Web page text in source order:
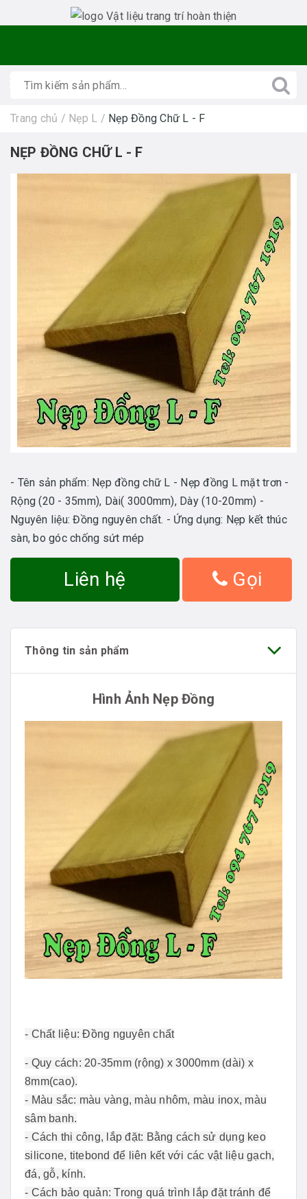
Trang chủ / Nẹp L / Nẹp Đồng Chữ L - F
NẸP ĐỒNG CHỮ L - F
- Tên sản phẩm: Nẹp đồng chữ L - Nẹp đồng L mặt trơn -
Rộng (20 - 35mm), Dài( 3000mm), Dày (10-20mm) -
Nguyên liệu: Đồng nguyên chất. - Ứng dụng: Nẹp kết thúc
sàn, bo góc chống sứt mép
Liên hệ Gọi
Thông tin sản phẩm
Hình Ảnh Nẹp Đồng
- Chất liệu: Đồng nguyên chất
- Quy cách: 20-35mm (rộng) x 3000mm (dài) x
8mm(cao).
- Màu sắc: màu vàng, màu nhôm, màu inox, màu
sâm banh.
- Cách thi công, lắp đặt: Bằng cách sử dụng keo
silicone, titebond để liên kết với các vật liệu gạch,
đá, gỗ, kính.
- Cách bảo quản: Trong quá trình lắp đặt tránh để